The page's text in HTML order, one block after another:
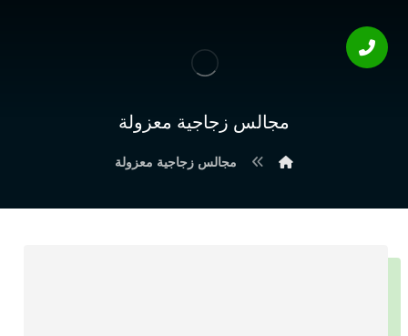
مجالس زجاجية معزولة
مجالس زجاجية معزولة